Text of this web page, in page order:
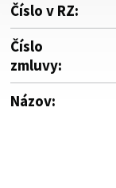
Číslo v RZ:
Číslo
zmluvy:
Názov: